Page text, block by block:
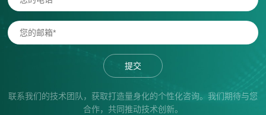
提交
联系我们的技术团队，获取打造量身化的个性化咨询。我们期待与您
合作，共同推动技术创新。